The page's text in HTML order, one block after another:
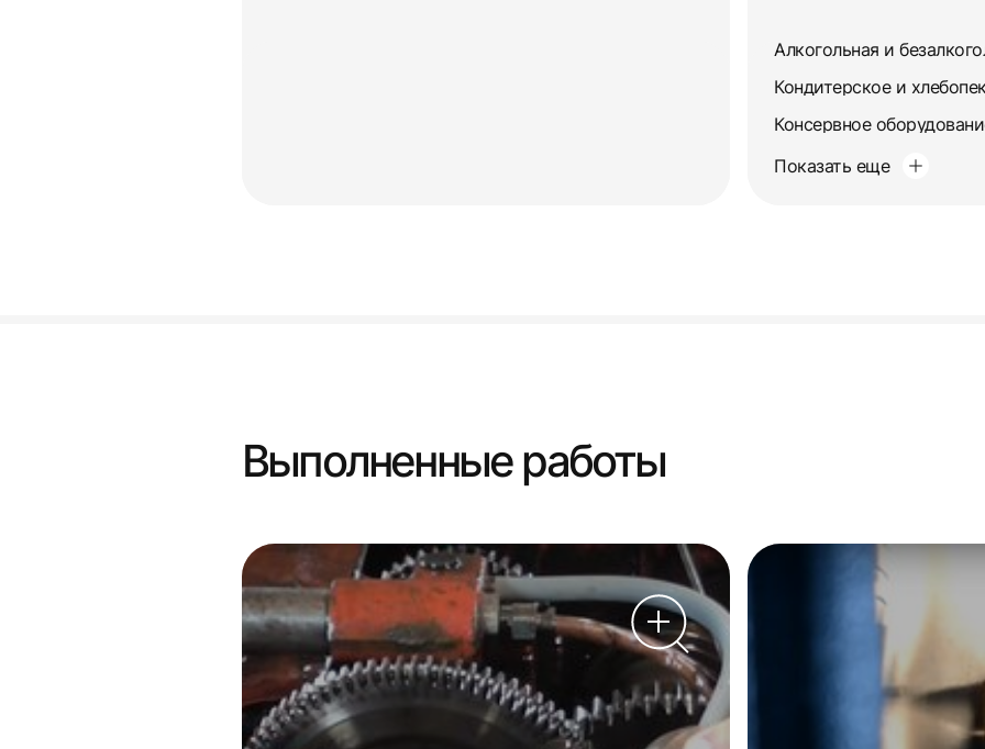
Алкогольная и
Кондитерское и
Консервное
Показать еще
Выполненные работы